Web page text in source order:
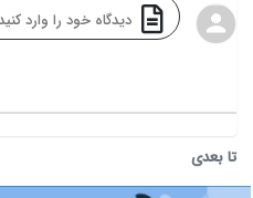
تا بعدی